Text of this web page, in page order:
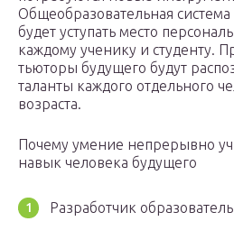
Общеобразовательная
будет уступать место
каждому ученику и студенту.
тьюторы будущего будут
таланты каждого отдельного
возраста.
Почему умение непрерывно
навык человека будущего
Разработчик